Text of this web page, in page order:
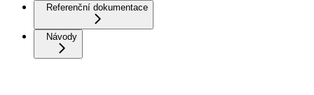
Referenční dokumentace
Návody